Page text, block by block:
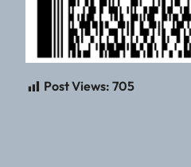
Post Views: 705